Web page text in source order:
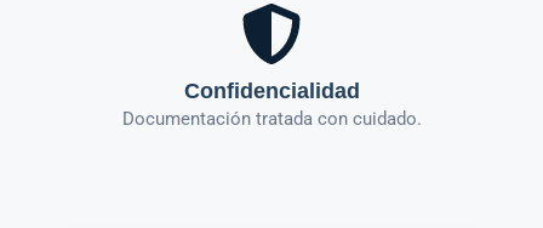
Confidencialidad
Documentación tratada con cuidado.